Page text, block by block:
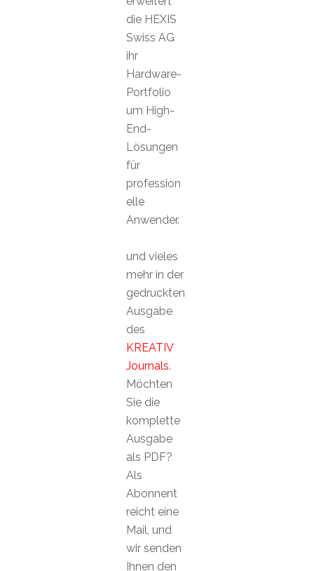
die HEXIS
Swiss AG
ihr
Hardware-
Portfolio
um High-
End-
Lösungen
für
profession
elle
Anwender.
und vieles
mehr in der
gedruckten
Ausgabe
des
KREATIV
Journals.
Möchten
Sie die
komplette
Ausgabe
als PDF?
Als
Abonnent
reicht eine
Mail, und
wir senden
Ihnen den